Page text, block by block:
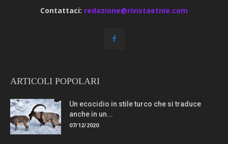
Contattaci: redazione@rivistaetnie.com
ARTICOLI POPOLARI
Un ecocidio in stile turco che si traduce
anche in un...
07/12/2020